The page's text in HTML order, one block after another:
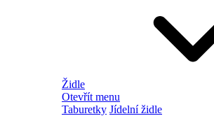
Židle
Otevřít menu
Taburetky Jídelní židle